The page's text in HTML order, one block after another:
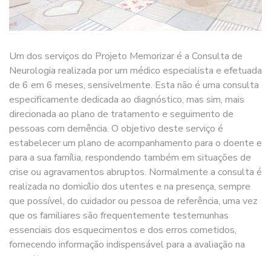
Um dos serviços do Projeto Memorizar é a Consulta de
Neurologia realizada por um médico especialista e efetuada
de 6 em 6 meses, sensivelmente. Esta não é uma consulta
especificamente dedicada ao diagnóstico, mas sim, mais
direcionada ao plano de tratamento e seguimento de
pessoas com demência. O objetivo deste serviço é
estabelecer um plano de acompanhamento para o doente e
para a sua família, respondendo também em situações de
crise ou agravamentos abruptos. Normalmente a consulta é
realizada no domicílio dos utentes e na presença, sempre
que possível, do cuidador ou pessoa de referência, uma vez
que os familiares são frequentemente testemunhas
essenciais dos esquecimentos e dos erros cometidos,
fornecendo informação indispensável para a avaliação na